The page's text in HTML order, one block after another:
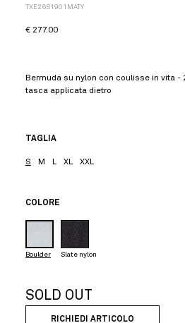
TXE26S1901MATY
€ 277.00
Bermuda su nylon con coulisse in vita -
tasca applicata dietro
TAGLIA
S M L XL XXL
COLORE
Boulder Slate nylon
SOLD OUT
RICHIEDI ARTICOLO